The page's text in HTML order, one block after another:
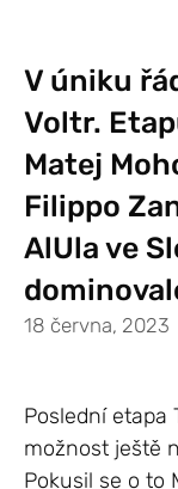
V úniku
Voltr.
Matej
Filippo
AlUla ve
18 června, 2023
Poslední etapa
možnost ještě
Pokusil se o to